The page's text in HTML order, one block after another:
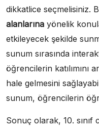
dikkatlice seçmelisiniz.
alanlarına yönelik
etkileyecek şekilde
sunum sırasında
öğrencilerin katılımını
hale gelmesini
sunum, öğrencilerin
Sonuç olarak, 10.